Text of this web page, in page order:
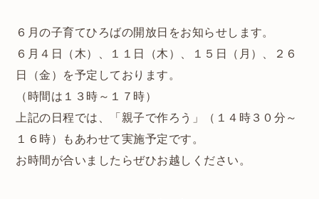
６月の子育てひろばの開放日をお知らせします。
６月４日（木）、１１日（木）、１５日（月）、２６
日（金）を予定しております。
（時間は１３時～１７時）
上記の日程では、「親子で作ろう」（１４時３０分～
１６時）もあわせて実施予定です。
お時間が合いましたらぜひお越しください。